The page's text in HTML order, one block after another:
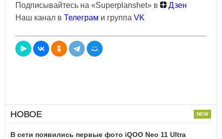
Подписывайтесь на «Superplanshet» в
Дзен
Наш канал в Телеграм и группа VK
НОВОЕ
В сети появились первые фото iQOO Neo 11 Ultra